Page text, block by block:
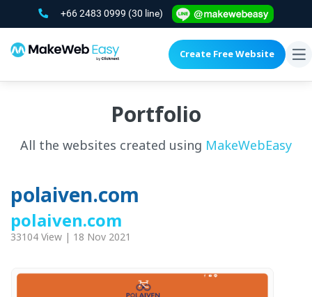
+66 2483 0999 (30 line)
Create Free Website
Portfolio
All the websites created using MakeWebEasy
polaiven.com
polaiven.com
33104 View | 18 Nov 2021